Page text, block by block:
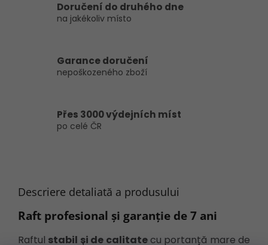
Doručení do druhého dne
na jakékoliv místo
Garance doručení
nepoškozeného zboží
Přes 3000 výdejních míst
po celé ČR
Descriere detaliată a produsului
Raft profesional și garanție de 7 ani
Raftul stabil și de calitatecu portanță mare de